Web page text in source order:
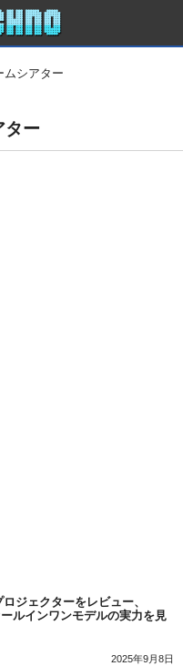
ムシアター
ター
ジェクターをレビュー、
ルインワンモデルの実力を見
2025年9月8日